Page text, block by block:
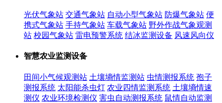
光伏气象站 交通气象站 自动小型气象站 防爆气象站 便
携式气象站 手持气象站 车载气象站 野外作战气象观测
站 校园气象站 雷电预警系统 结冰监测设备 风速风向仪
智慧农业监测设备
田间小气候观测站 土壤墒情监测站 虫情测报系统 孢子
测报系统 太阳能杀虫灯 农业四情监测系统 土壤墒情速
测仪 农业环境检测仪 害虫自动测报系统 鼠情自动监测